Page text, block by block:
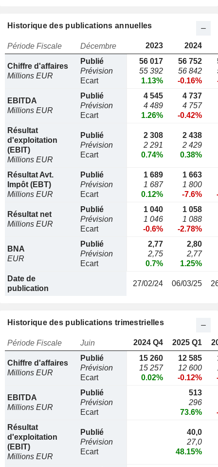
Historique des publications annuelles
Période Fiscale Décembre 2023 2024
Chiffre d'affaires
Millions EUR
Publié
Prévision
Ecart
56 017
55 392
1.13%
56 752
56 842
-0.16%
EBITDA
Millions EUR
Publié
Prévision
Ecart
4 545
4 489
1.26%
4 737
4 757
-0.42%
Résultat
d'exploitation
(EBIT)
Millions EUR
Publié
Prévision
Ecart
2 308
2 291
0.74%
2 438
2 429
0.38%
Résultat Avt.
Impôt (EBT)
Millions EUR
Publié
Prévision
Ecart
1 689
1 687
0.12%
1 663
1 800
-7.6%
Résultat net
Millions EUR
Publié
Prévision
Ecart
1 040
1 046
-0.6%
1 058
1 088
-2.78%
BNA
EUR
Publié
Prévision
Ecart
2,77
2,75
0.7%
2,80
2,77
1.25%
Date de
publication
27/02/24 06/03/25
Historique des publications trimestrielles
Période Fiscale Juin 2024 Q4 2025 Q1
Chiffre d'affaires
Millions EUR
Publié
Prévision
Ecart
15 260
15 257
0.02%
12 585
12 600
-0.12%
EBITDA
Millions EUR
Publié
Prévision
Ecart
513
296
73.6%
Résultat
d'exploitation
(EBIT)
Millions EUR
Publié
Prévision
Ecart
40,0
27,0
48.15%